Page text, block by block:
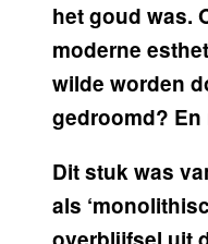
het goud was.
moderne
wilde worden
gedroomd? En
Dit stuk was
als